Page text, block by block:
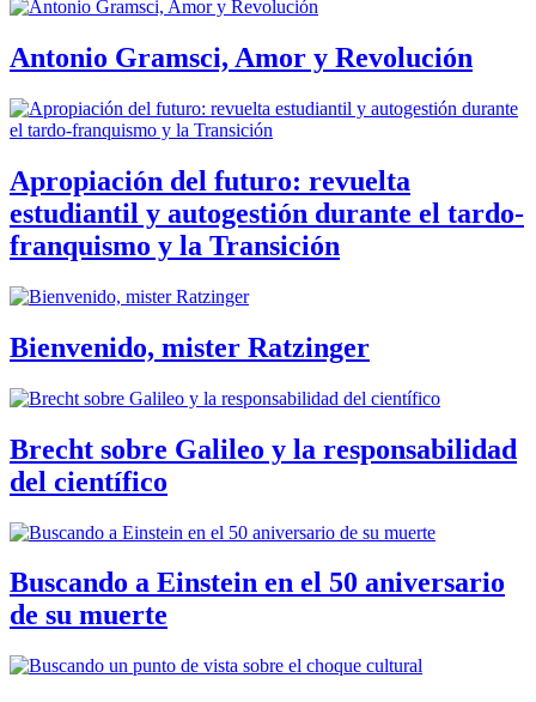
Antonio Gramsci, Amor y Revolución
Apropiación del futuro: revuelta
estudiantil y autogestión durante el tardo-
franquismo y la Transición
Bienvenido, mister Ratzinger
Brecht sobre Galileo y la responsabilidad
del científico
Buscando a Einstein en el 50 aniversario
de su muerte